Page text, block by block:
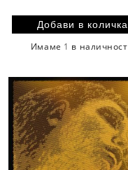
Имаме 1 в наличност